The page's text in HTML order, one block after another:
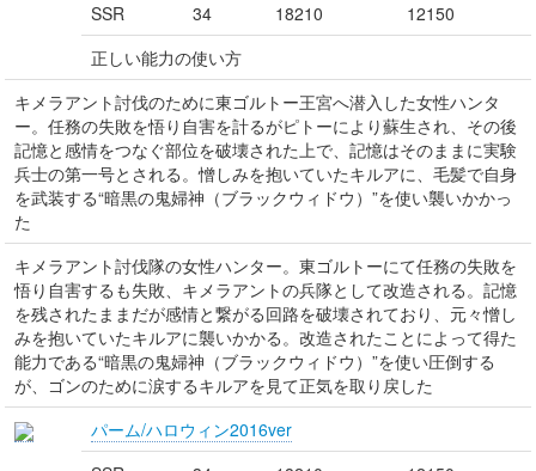
SSR
34 18210
12150
正しい能力の使い方
キメラアント討伐のために東ゴルトー王宮へ潜入した女性ハンタ
ー。任務の失敗を悟り自害を計るがピトーにより蘇生され、その後
記憶と感情をつなぐ部位を破壊された上で、記憶はそのままに実験
兵士の第一号とされる。憎しみを抱いていたキルアに、毛髪で自身
を武装する“暗黒の鬼婦神（ブラックウィドウ）”を使い襲いかかっ
た
キメラアント討伐隊の女性ハンター。東ゴルトーにて任務の失敗を
悟り自害するも失敗、キメラアントの兵隊として改造される。記憶
を残されたままだが感情と繋がる回路を破壊されており、元々憎し
みを抱いていたキルアに襲いかかる。改造されたことによって得た
能力である“暗黒の鬼婦神（ブラックウィドウ）”を使い圧倒する
が、ゴンのために涙するキルアを見て正気を取り戻した
パーム/ハロウィン2016ver